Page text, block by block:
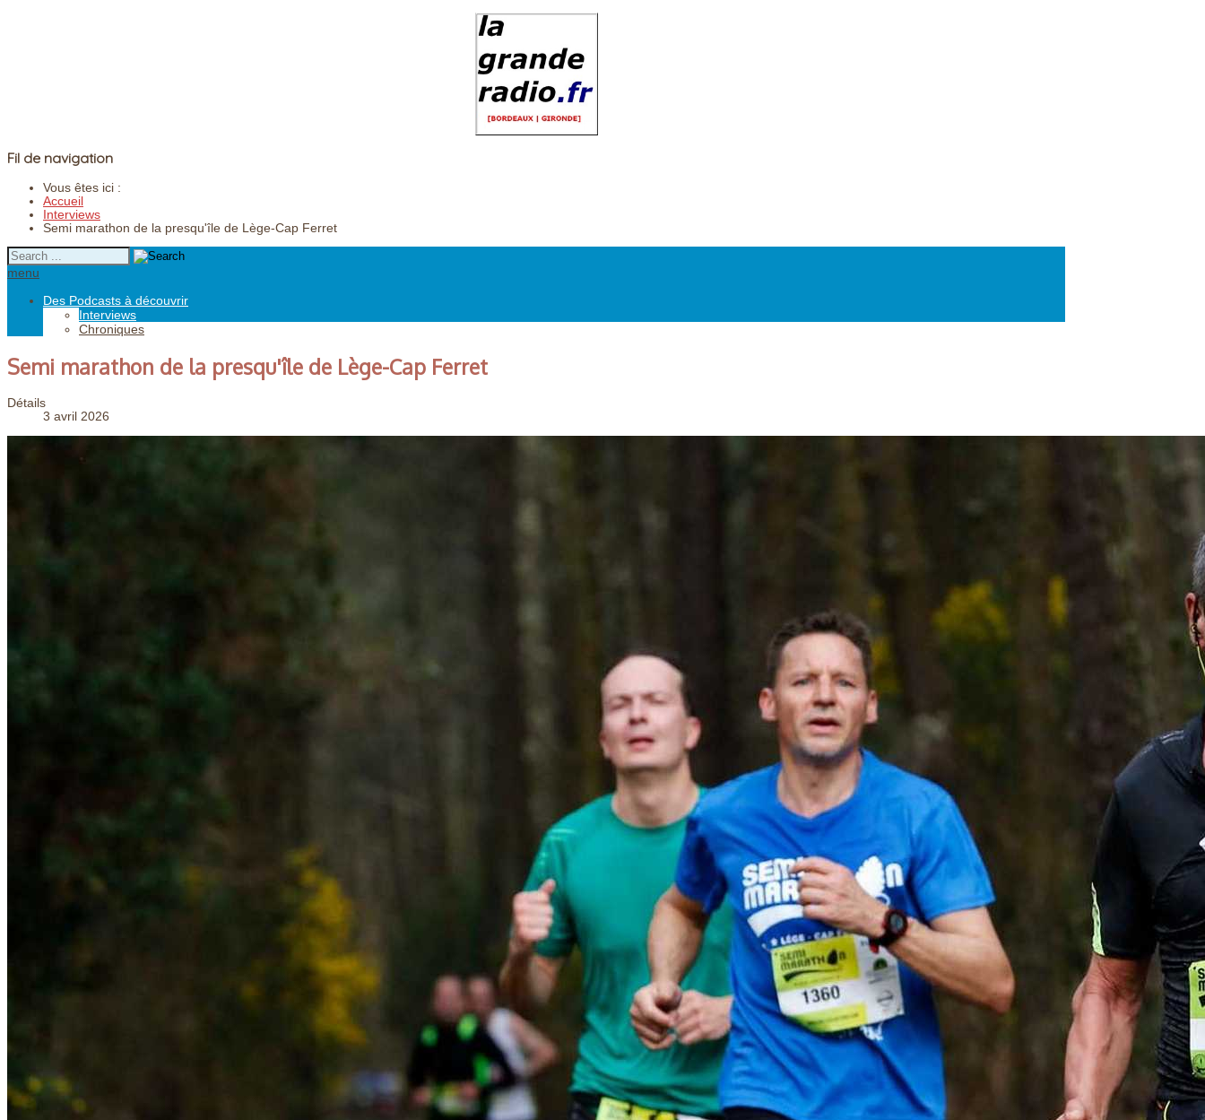
Fil de navigation
Vous êtes ici :
Accueil
Interviews
Semi marathon de la presqu'île de Lège-Cap Ferret
menu
Des Podcasts à découvrir
Interviews
Chroniques
Semi marathon de la presqu'île de Lège-Cap Ferret
Détails
3 avril 2026